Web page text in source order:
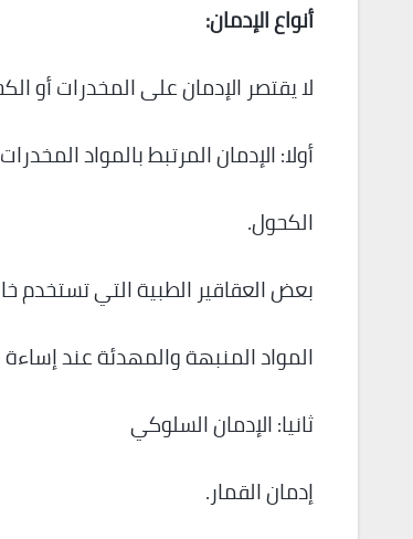
أنواع الإدمان:
لا يقتصر الإدمان على المخدرات أو
أولا: الإدمان المرتبط بالمواد
الكحول.
بعض العقاقير الطبية التي تستخدم
المواد المنبهة والمهدئة عند
ثانيا: الإدمان السلوكي
إدمان القمار.